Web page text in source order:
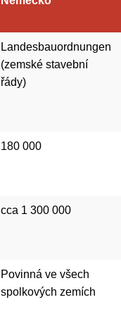
Landesbauordnungen
(zemské stavební
řády)
180 000
cca 1 300 000
Povinná ve všech
spolkových zemích